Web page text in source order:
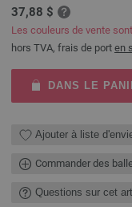
37,88 $
Les couleurs de vente
hors TVA, frais de port en
DANS LE
Ajouter à liste
Commander des
Questions sur cet